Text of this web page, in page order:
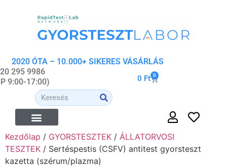
2020 ÓTA – 10.000+ SIKERES VÁSÁRLÁS
295 9986
9:00-17:00)
0 Ft 0
Kezdőlap / GYORSTESZTEK / ÁLLATORVOSI
TESZTEK / Sertéspestis (CSFV) antitest gyorsteszt
kazetta (szérum/plazma)